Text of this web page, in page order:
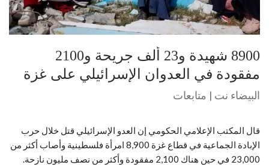
8900 شهيدة و23 ألف جريحة و2100
مفقودة في العدوان الإسرائيلي على غزة
البيضاء نت | متابعات
قال المكتب الإعلامي الحكومي إن العدو الإسرائيلي قتل خلال حرب
الإبادة الجماعية في قطاع غزة 8,900 امرأة فلسطينية وأصاب أكثر من
23,000 في حين هناك 2,100 مفقودة وأكثر من نصف مليون نازحة.